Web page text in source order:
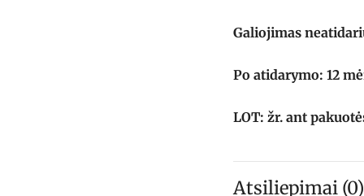
Galiojimas
Po atidarymo: 12
LOT: žr. ant
Atsiliepimai (0)